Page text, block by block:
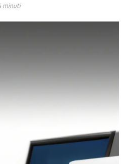
minuti